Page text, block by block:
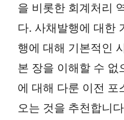
을 비롯한 회계처리
다. 사채발행에 대한
행에 대해 기본적인
본 장을 이해할 수 없
에 대해 다룬 이전 포
오는 것을 추천합니